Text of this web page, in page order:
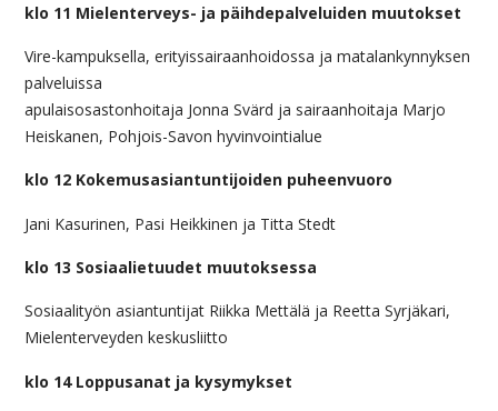
klo 11 Mielenterveys- ja päihdepalveluiden muutokset
Vire-kampuksella, erityissairaanhoidossa ja matalankynnyksen
palveluissa
apulaisosastonhoitaja Jonna Svärd ja sairaanhoitaja Marjo
Heiskanen, Pohjois-Savon hyvinvointialue
klo 12 Kokemusasiantuntijoiden puheenvuoro
Jani Kasurinen, Pasi Heikkinen ja Titta Stedt
klo 13 Sosiaalietuudet muutoksessa
Sosiaalityön asiantuntijat Riikka Mettälä ja Reetta Syrjäkari,
Mielenterveyden keskusliitto
klo 14 Loppusanat ja kysymykset